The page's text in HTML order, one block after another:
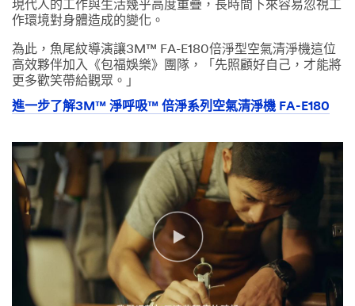
現代人的工作與生活幾乎高度重疊，長時間下來容易忽視工
作環境對身體造成的變化。
為此，魚尾紋導演讓3M™ FA-E180倍淨型空氣清淨機這位
高效夥伴加入《包福娛樂》團隊，「先照顧好自己，才能將
更多歡笑帶給觀眾。」
進一步了解3M™ 淨呼吸™ 倍淨系列空氣清淨機 FA-E180